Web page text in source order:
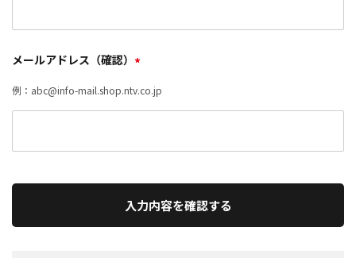
メールアドレス（確認） *
例：abc@info-mail.shop.ntv.co.jp
入力内容を確認する